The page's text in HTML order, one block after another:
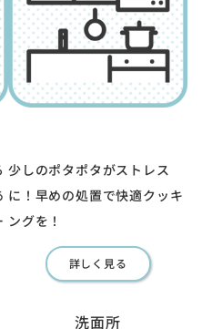
少しのポタポタがストレス
に！早めの処置で快適クッキ
ングを！
詳しく見る
洗面所